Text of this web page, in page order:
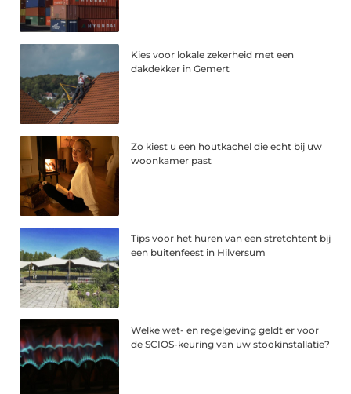
Kies voor lokale zekerheid met een
dakdekker in Gemert
Zo kiest u een houtkachel die echt bij uw
woonkamer past
Tips voor het huren van een stretchtent bij
een buitenfeest in Hilversum
Welke wet- en regelgeving geldt er voor
de SCIOS-keuring van uw stookinstallatie?